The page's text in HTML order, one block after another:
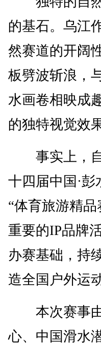
的基石。乌江
然赛道的开阔
板劈波斩浪，
水画卷相映成
的独特视觉效果
事实上，自
十四届中国·
“体育旅游精
重要的IP品牌
办赛基础，持
造全国户外运
本次赛事由
心、中国滑水